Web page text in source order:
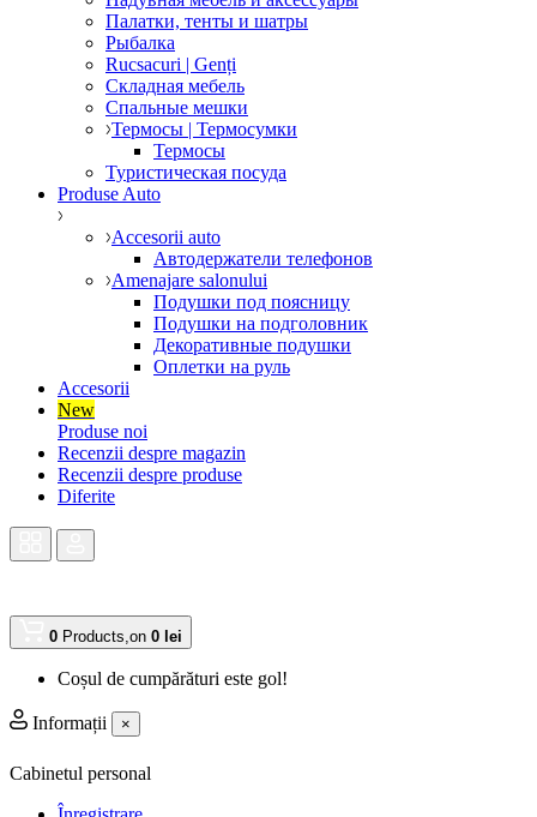
Палатки, тенты и шатры
Рыбалка
Rucsacuri | Genți
Складная мебель
Спальные мешки
Термосы | Термосумки
Термосы
Туристическая посуда
Produse Auto
Accesorii auto
Автодержатели телефонов
Amenajare salonului
Подушки под поясницу
Подушки на подголовник
Декоративные подушки
Оплетки на руль
Accesorii
New
Produse noi
Recenzii despre magazin
Recenzii despre produse
Diferite
0 Products,on 0 lei
Coșul de cumpărături este gol!
Informații ×
Cabinetul personal